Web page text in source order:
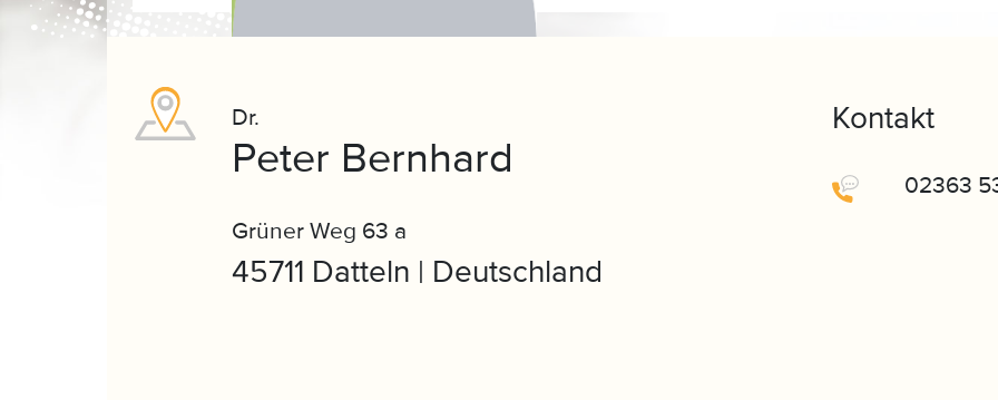
Dr.
Peter Bernhard
Grüner Weg 63 a
45711 Datteln | Deutschland
Kontakt
02363